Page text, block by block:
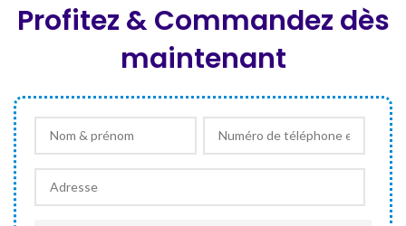
Profitez & Commandez dès
maintenant